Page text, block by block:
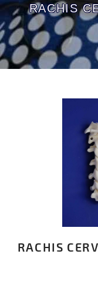
RACHIS
RACHIS